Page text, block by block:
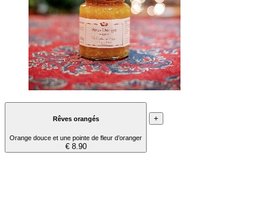
Rêves orangés
Orange douce et une pointe de fleur d’oranger
€ 8.90
+